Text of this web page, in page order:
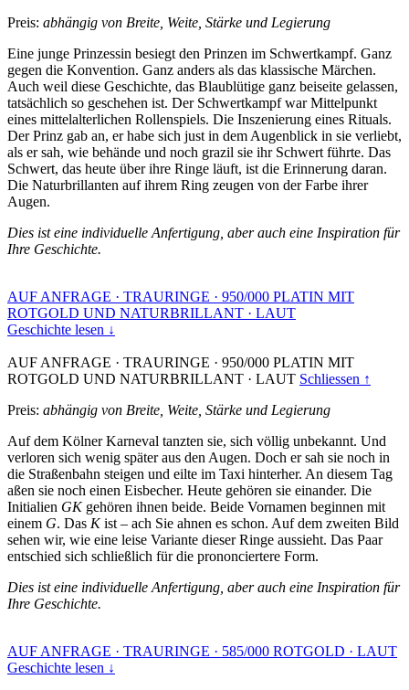
Preis: abhängig von Breite, Weite, Stärke und Legierung
Eine junge Prinzessin besiegt den Prinzen im Schwertkampf. Ganz
gegen die Konvention. Ganz anders als das klassische Märchen.
Auch weil diese Geschichte, das Blaublütige ganz beiseite gelassen,
tatsächlich so geschehen ist. Der Schwertkampf war Mittelpunkt
eines mittelalterlichen Rollenspiels. Die Inszenierung eines Rituals.
Der Prinz gab an, er habe sich just in dem Augenblick in sie verliebt,
als er sah, wie behände und noch grazil sie ihr Schwert führte. Das
Schwert, das heute über ihre Ringe läuft, ist die Erinnerung daran.
Die Naturbrillanten auf ihrem Ring zeugen von der Farbe ihrer
Augen.
Dies ist eine individuelle Anfertigung, aber auch eine Inspiration für
Ihre Geschichte.
AUF ANFRAGE · TRAURINGE · 950/000 PLATIN MIT
ROTGOLD UND NATURBRILLANT · LAUT
Geschichte lesen ↓
AUF ANFRAGE · TRAURINGE · 950/000 PLATIN MIT
ROTGOLD UND NATURBRILLANT · LAUT Schliessen ↑
Preis: abhängig von Breite, Weite, Stärke und Legierung
Auf dem Kölner Karneval tanzten sie, sich völlig unbekannt. Und
verloren sich wenig später aus den Augen. Doch er sah sie noch in
die Straßenbahn steigen und eilte im Taxi hinterher. An diesem Tag
aßen sie noch einen Eisbecher. Heute gehören sie einander. Die
Initialien GKgehören ihnen beide. Beide Vornamen beginnen mit
einem G. Das Kist – ach Sie ahnen es schon. Auf dem zweiten Bild
sehen wir, wie eine leise Variante dieser Ringe aussieht. Das Paar
entschied sich schließlich für die prononciertere Form.
Dies ist eine individuelle Anfertigung, aber auch eine Inspiration für
Ihre Geschichte.
AUF ANFRAGE · TRAURINGE · 585/000 ROTGOLD · LAUT
Geschichte lesen ↓